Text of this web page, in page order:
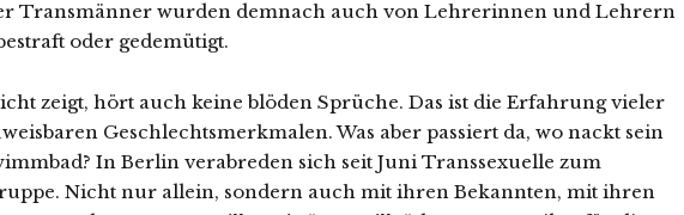
Transmänner wurden demnach auch von Lehrerinnen und Lehrern
oder gedemütigt.
zeigt, hört auch keine blöden Sprüche. Das ist die Erfahrung vieler
Geschlechtsmerkmalen. Was aber passiert da, wo nackt sein
In Berlin verabreden sich seit Juni Transsexuelle zum
Nicht nur allein, sondern auch mit ihren Bekannten, mit ihren